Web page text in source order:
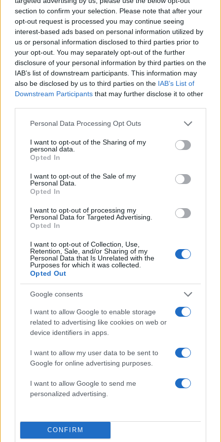
section to confirm your selection. Please note that after your
opt-out request is processed you may continue seeing
interest-based ads based on personal information utilized by
us or personal information disclosed to third parties prior to
your opt-out. You may separately opt-out of the further
disclosure of your personal information by third parties on the
IAB’s list of downstream participants. This information may
also be disclosed by us to third parties on the IAB’s List of
Downstream Participants that may further disclose it to other
Please note that this website/app uses one or more Google
not limited to your visit or usage behaviour. You may click to
grant or deny consent to Google and its third-party tags to
use your data for below specified purposes in below Google
consent section.
Personal Data Processing Opt Outs
I want to opt-out of the Sharing of my
personal data.
Opted In
I want to opt-out of the Sale of my
Personal Data.
Opted In
I want to opt-out of processing my
Personal Data for Targeted Advertising.
Opted In
I want to opt-out of Collection, Use,
Retention, Sale, and/or Sharing of my
Personal Data that Is Unrelated with the
Purposes for which it was collected.
Opted Out
Google consents
I want to allow Google to enable storage
related to advertising like cookies on web or
device identifiers in apps.
I want to allow my user data to be sent to
Google for online advertising purposes.
I want to allow Google to send me
personalized advertising.
CONFIRM
Πιο δημοφιλή
1 Τουρισμός για Όλους 2026: Σήμερα ανοίγει
η πλατφόρμα – Ποια ΑΦΜ προηγούνται
στις αιτήσεις
2Η φωτιά στη Δυτική Αττική, από την
timelapse βίντεο
Κυψέλη: Ο περίεργος ηλικιωμένος και το
ταξίδι στην Αράχωβα – Όσα ισχυρίστηκε ο
26χρονος για τον θάνατο της Βρετανίδας
Νέο κύμα ζέστης από το Σαββατοκύριακο
με 40άρια - Πολύ υψηλός κίνδυνος
πυρκαγιάς σε Αττική, Εύβοια, Λέσβο και
Χίο σήμερα
Μύκονος: Βίντεο με τους αστυνομικούς να
εντοπίζουν την τσάντα Hermès και το
Rolex όπου άρπαξε Έλληνας οδηγός από
Ουκρανό τουρίστα
Πιο σχολιασμένα
Μητσοτάκης στην υπογραφή συμφωνίας
Κύπρου: «Ισχυρή ψήφος εμπιστοσύνης» η
είσοδος της Meridiam στην GSI
Το τελευταίο αντίο στον Γιάννη
εκείνο το σπάνιο μέταλλο μιας άλλης
εποχής», είπε ο Κυριάκος Μητσοτάκης
στον επικήδειο
Νέες απώλειες για την Καρυστιανού:
Παραιτήθηκαν Μουτσάτσου, Ιωαννίδου
Συνελήφθη στην Ψάθα αδερφός
αντιδημάρχου - Έσπασε το μπλόκο της